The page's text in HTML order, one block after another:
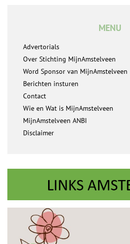
MENU
Advertorials
Over Stichting MijnAmstelveen
Word Sponsor van MijnAmstelveen
Berichten insturen
Contact
Wie en Wat is MijnAmstelveen
MijnAmstelveen ANBI
Disclaimer